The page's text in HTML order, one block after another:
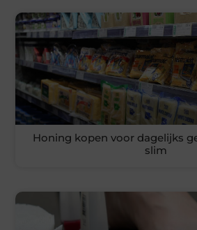
Honing kopen voor dagelijks
slim